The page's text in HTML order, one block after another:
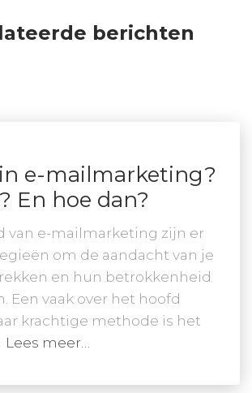
berichten
e-mailmarketing?
En hoe dan?
van e-mailmarketing zijn er
om de aandacht van je
en hun betrokkenheid
Een vaak over het hoofd
krachtige methode is het
Lees meer…